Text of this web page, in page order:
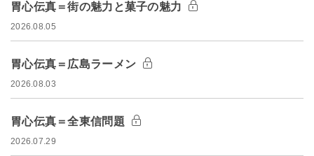
胃心伝真＝街の魅力と菓子の魅力
2026.08.05
胃心伝真＝広島ラーメン
2026.08.03
胃心伝真＝全東信問題
2026.07.29